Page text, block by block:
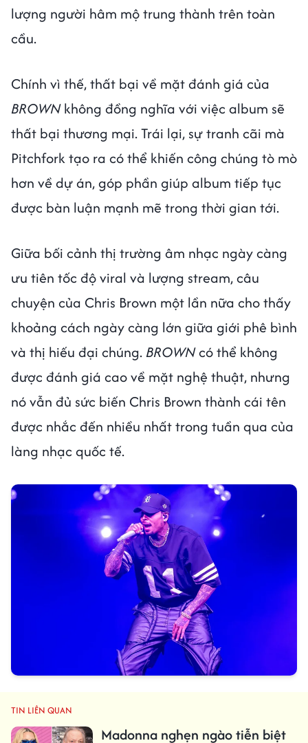
lượng người hâm mộ trung thành trên toàn
cầu.
Chính vì thế, thất bại về mặt đánh giá của
BROWNkhông đồng nghĩa với việc album sẽ
thất bại thương mại. Trái lại, sự tranh cãi mà
Pitchfork tạo ra có thể khiến công chúng tò mò
hơn về dự án, góp phần giúp album tiếp tục
được bàn luận mạnh mẽ trong thời gian tới.
Giữa bối cảnh thị trường âm nhạc ngày càng
ưu tiên tốc độ viral và lượng stream, câu
chuyện của Chris Brown một lần nữa cho thấy
khoảng cách ngày càng lớn giữa giới phê bình
và thị hiếu đại chúng. BROWNcó thể không
được đánh giá cao về mặt nghệ thuật, nhưng
nó vẫn đủ sức biến Chris Brown thành cái tên
được nhắc đến nhiều nhất trong tuần qua của
làng nhạc quốc tế.
TIN LIÊN QUAN
Madonna nghẹn ngào tiễn biệt